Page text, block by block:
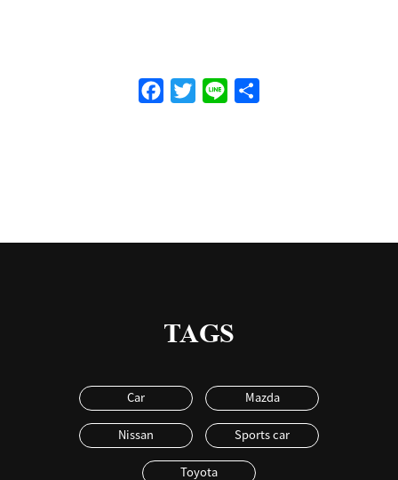
FacebookTwitterLine
TAGS
Car Mazda
Nissan Sports car
Toyota